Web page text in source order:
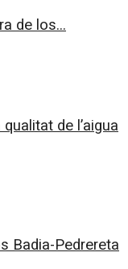
de los...
de l’aigua
Badia-Pedrereta